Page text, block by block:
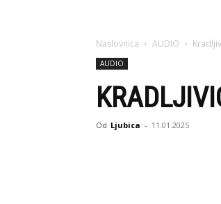
Naslovnica AUDIO
AUDIO
Od Ljubica - 11.01.2025